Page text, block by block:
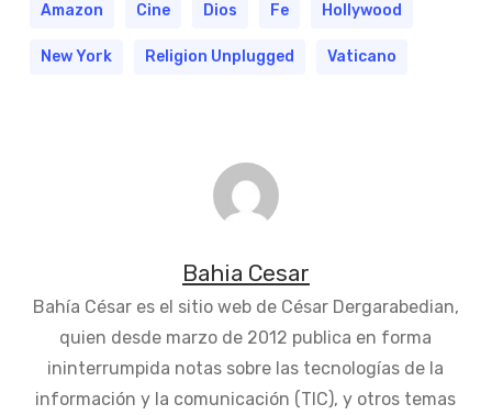
Amazon Cine Dios Fe Hollywood
New York Religion Unplugged Vaticano
Bahia Cesar
Bahía César es el sitio web de César Dergarabedian,
quien desde marzo de 2012 publica en forma
ininterrumpida notas sobre las tecnologías de la
información y la comunicación (TIC), y otros temas